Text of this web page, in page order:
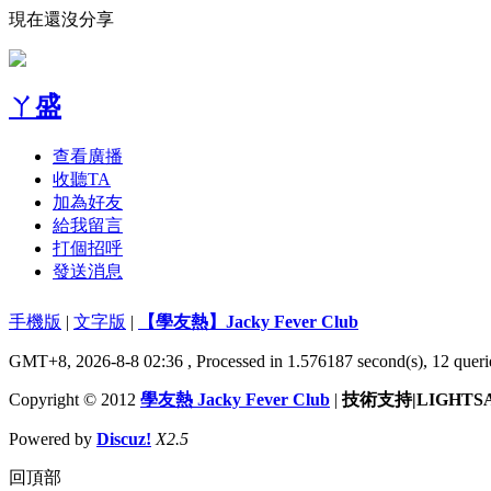
現在還沒分享
ㄚ盛
查看廣播
收聽TA
加為好友
給我留言
打個招呼
發送消息
手機版 | 文字版 | 【學友熱】Jacky Fever Club
GMT+8, 2026-8-8 02:36 , Processed in 1.576187 second(s), 12
Copyright © 2012 學友熱 Jacky Fever Club | 技術支持
Powered by Discuz! X2.5
回頂部